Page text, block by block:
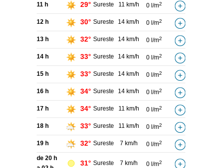
11 h 29° Sureste 11 km/h 0 l/m2
12 h 30° Sureste 14 km/h 0 l/m2
13 h 32° Sureste 14 km/h 0 l/m2
14 h 33° Sureste 14 km/h 0 l/m2
15 h 33° Sureste 14 km/h 0 l/m2
16 h 34° Sureste 14 km/h 0 l/m2
17 h 34° Sureste 11 km/h 0 l/m2
18 h 33° Sureste 11 km/h 0 l/m2
19 h 32° Sureste 7 km/h 0 l/m2
de 20 h
31° Sureste 7 km/h 0 l/m2